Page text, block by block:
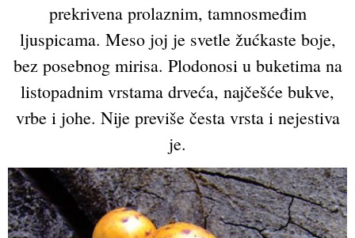
prekrivena prolaznim, tamnosmeđim
ljuspicama. Meso joj je svetle žućkaste boje,
bez posebnog mirisa. Plodonosi u buketima na
listopadnim vrstama drveća, najčešće bukve,
vrbe i johe. Nije previše česta vrsta i nejestiva
je.